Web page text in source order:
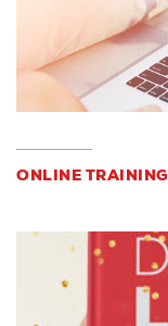
ONLINE TRAINING